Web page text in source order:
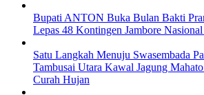
Bupati ANTON Buka Bulan Bakti
Lepas 48 Kontingen Jambore
Satu Langkah Menuju Swasembada
Tambusai Utara Kawal Jagung
Curah Hujan